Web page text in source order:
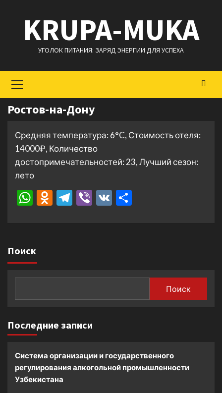
содержимому
KRUPA-MUKA
УГОЛОК ПИТАНИЯ: ЗАРЯД ЭНЕРГИИ ДЛЯ УСПЕХА
меню
Ростов-на-Дону
Средняя температура: 6°C, Стоимость отеля:
14000₽, Количество
достопримечательностей: 23, Лучший сезон:
лето
WhatsApp
Odnoklassniki
Telegram
Viber
VK
Поиск
Поиск
Последние записи
Система организации и государственного
регулирования алкогольной промышленности
Узбекистана